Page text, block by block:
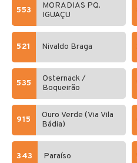
553
MORADIAS PQ.
IGUAÇU
521 Nivaldo Braga
535
Osternack /
Boqueirão
915
Ouro Verde (Via Vila
Bádia)
343 Paraíso